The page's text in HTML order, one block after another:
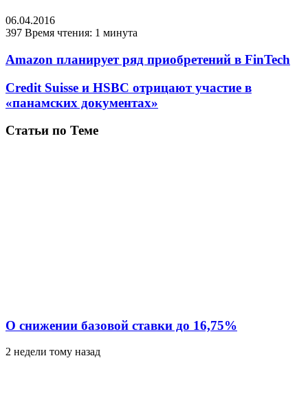
06.04.2016
397 Время чтения: 1 минута
Amazon планирует ряд приобретений в FinTech
Credit Suisse и HSBC отрицают участие в
«панамских документах»
Статьи по Теме
О снижении базовой ставки до 16,75%
2 недели тому назад